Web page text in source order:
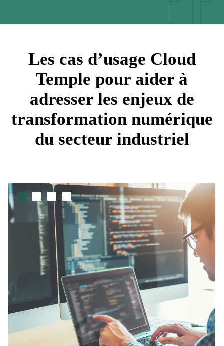
Les cas d’usage Cloud
Temple pour aider à
adresser les enjeux de
transformation numérique
du secteur industriel